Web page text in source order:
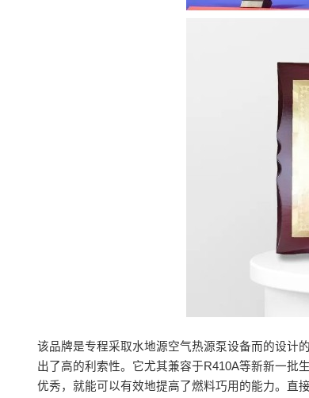
该品牌是专程采取水地源空气热源泵设备而的设计
出了高的利索性。它尤其兼容于R410A等新新一批
优秀，就能可以有效地提高了燃料巧用的能力。直